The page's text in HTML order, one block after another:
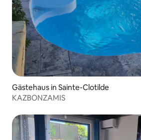
Gästehaus in Sainte-Clotilde
KAZBONZAMIS